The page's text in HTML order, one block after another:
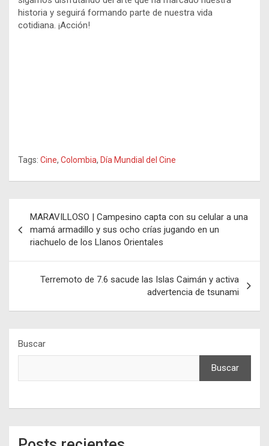
historia y seguirá formando parte de nuestra vida
cotidiana. ¡Acción!
Tags: Cine, Colombia, Día Mundial del Cine
de
entradas
MARAVILLOSO | Campesino capta con su celular a una
mamá armadillo y sus ocho crías jugando en un
riachuelo de los Llanos Orientales
Terremoto de 7.6 sacude las Islas Caimán y activa
advertencia de tsunami
Buscar
Buscar